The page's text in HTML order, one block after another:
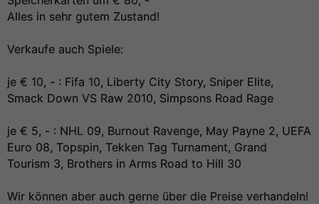
Alles in sehr gutem Zustand!
Verkaufe auch Spiele:
je € 10, - : Fifa 10, Liberty City Story, Sniper Elite,
Smack Down VS Raw 2010, Simpsons Road Rage
je € 5, - : NHL 09, Burnout Ravenge, May Payne 2, UEFA
Euro 08, Topspin, Tekken Tag Turnament, Grand
Tourism 3, Brothers in Arms Road to Hill 30
Wir können aber auch gerne über die Preise verhandeln!